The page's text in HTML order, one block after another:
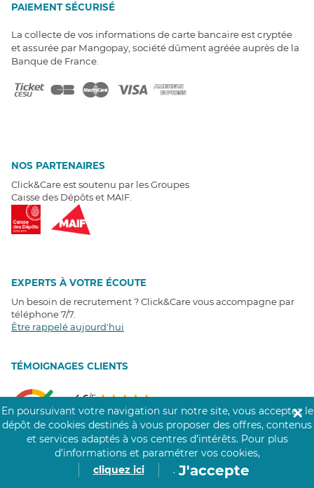
PAIEMENT SÉCURISÉ
La collecte de vos informations de carte bancaire est cryptée
et assurée par Mangopay, société dûment agréée auprès de la
Banque de France.
NOS PARTENAIRES
Click&Care est soutenu par les Groupes
Caisse des Dépôts et MAIF.
EXPERTS À VOTRE ÉCOUTE
Un besoin de recrutement ? Click&Care vous accompagne par
téléphone 7/7
Être rappelé aujourd'hui
TÉMOIGNAGES CLIENTS
4,6/5
Avis clientsrécoltés sur
Google
En poursuivant votre navigation sur notre site, vous acceptez le
dépôt de cookies destinés à vous proposer des offres, contenus
et services adaptés à vos centres d’intérêts. Pour plus
d’informations et paramétrer vos cookies,
cliquez ici
. J'accepte
✕